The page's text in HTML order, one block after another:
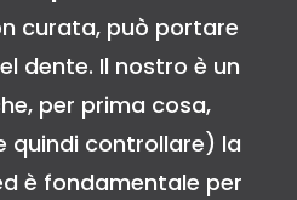
curata, può portare
dente. Il nostro è un
per prima cosa,
quindi controllare) la
è fondamentale per